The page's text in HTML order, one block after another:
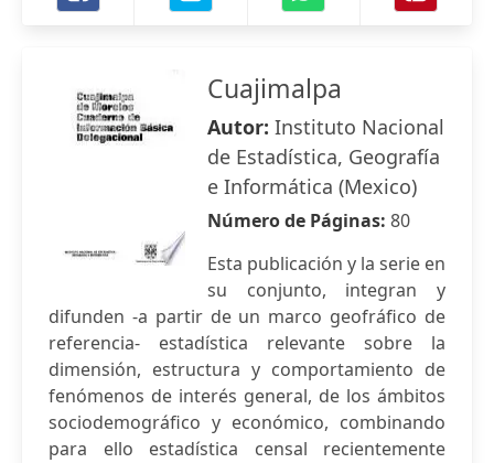
Cuajimalpa
Autor: Instituto Nacional
de Estadística, Geografía
e Informática (Mexico)
Número de Páginas: 80
Esta publicación y la serie en
su conjunto, integran y
difunden -a partir de un marco geofráfico de
referencia- estadística relevante sobre la
dimensión, estructura y comportamiento de
fenómenos de interés general, de los ámbitos
sociodemográfico y económico, combinando
para ello estadística censal recientemente